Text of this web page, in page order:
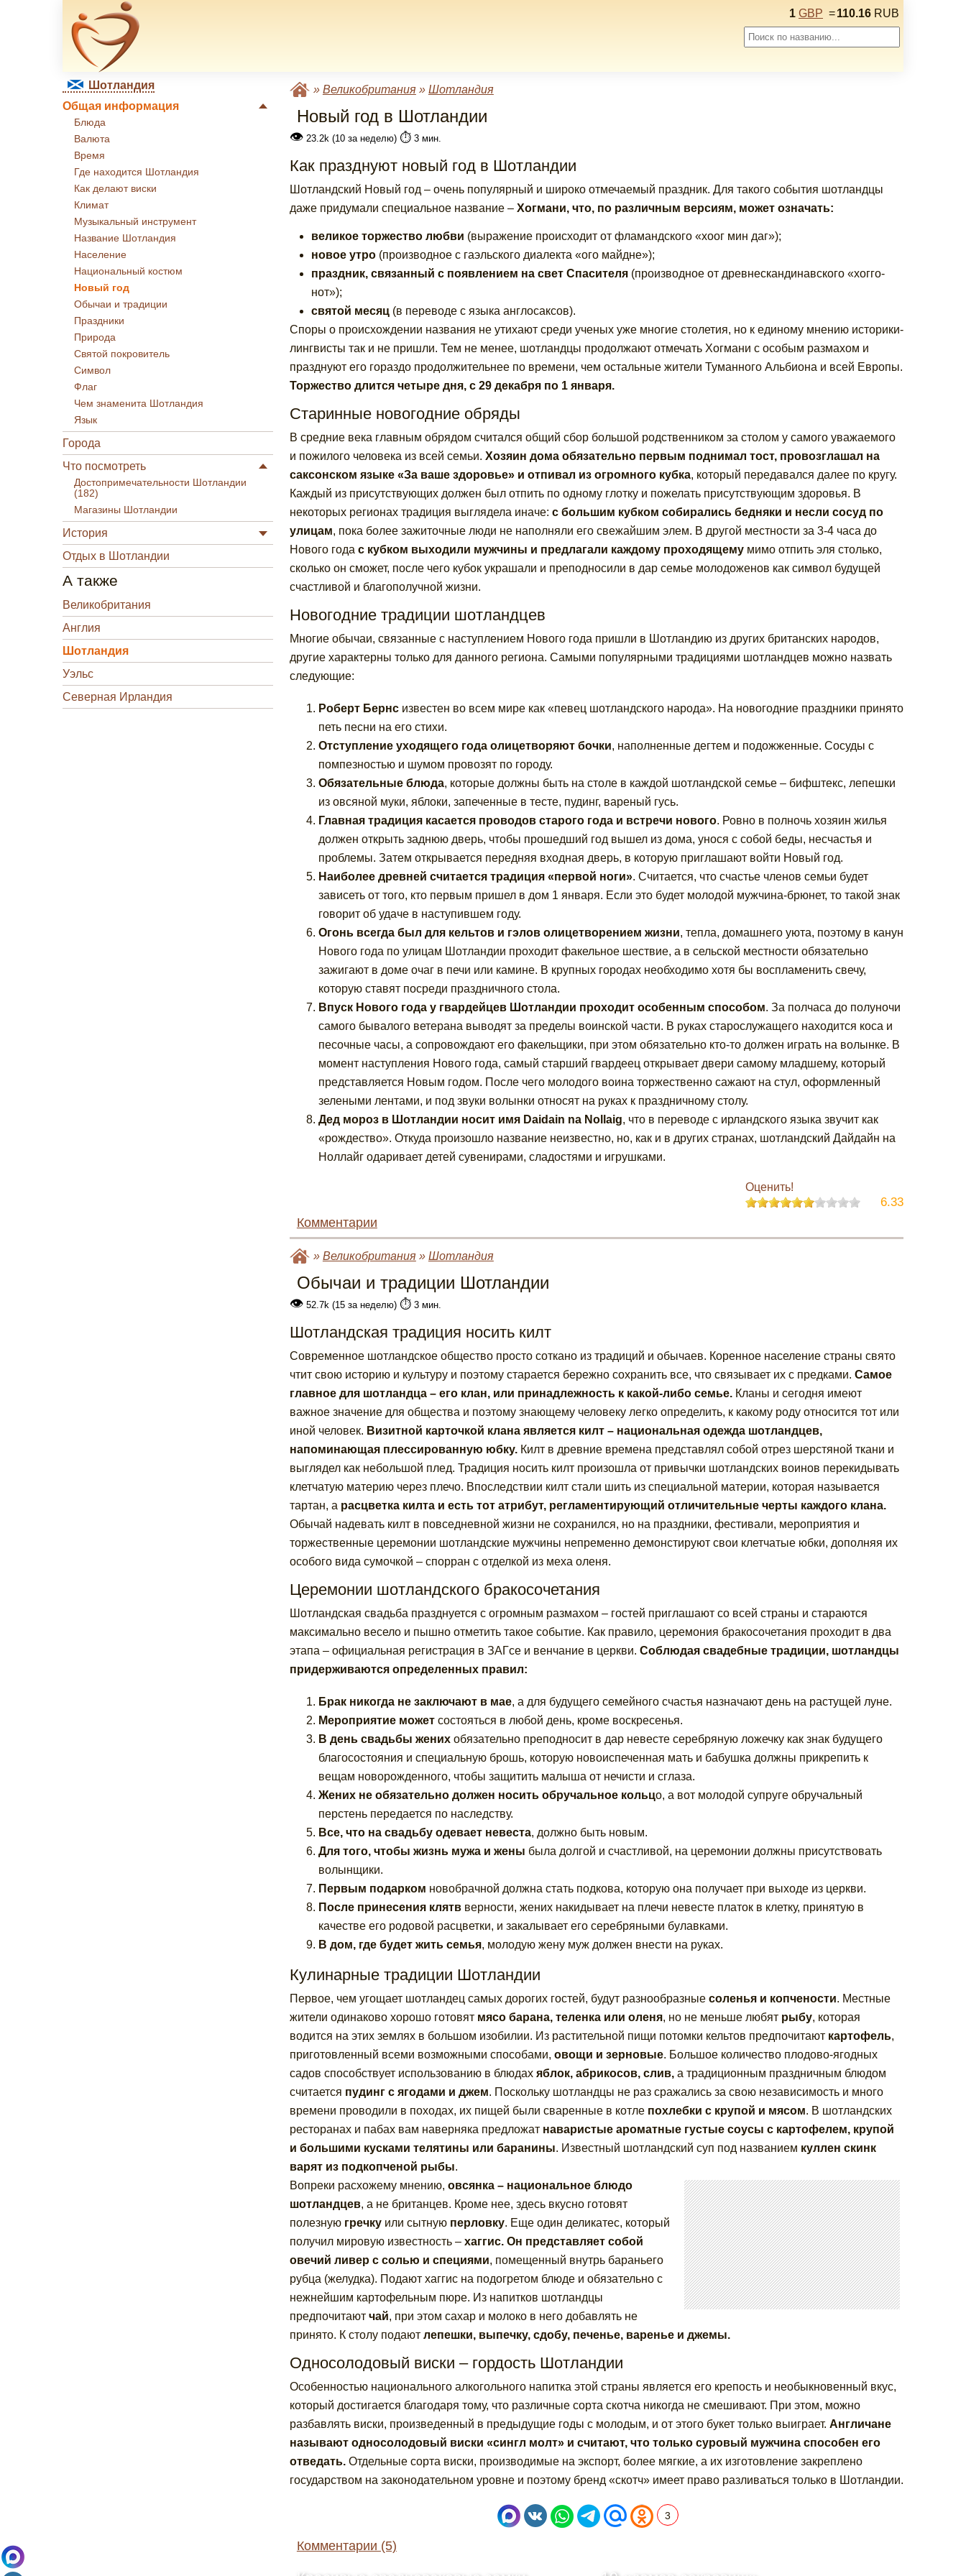
1 GBP =110.16 RUB
Шотландия
Общая информация
Блюда
Валюта
Время
Где находится Шотландия
Как делают виски
Климат
Музыкальный инструмент
Название Шотландия
Население
Национальный костюм
Новый год
Обычаи и традиции
Праздники
Природа
Святой покровитель
Символ
Флаг
Чем знаменита Шотландия
Язык
Города
Что посмотреть
Достопримечательности Шотландии
(182)
Магазины Шотландии
История
Отдых в Шотландии
А также
Великобритания
Англия
Шотландия
Уэльс
Северная Ирландия
» Великобритания» Шотландия
Новый год в Шотландии
👁23.2k (10 за неделю) ⏱️3 мин.
Как празднуют новый год в Шотландии
Шотландский Новый год – очень популярный и широко отмечаемый праздник. Для такого события шотландцы
даже придумали специальное название – Хогмани, что, по различным версиям, может означать:
великое торжество любви (выражение происходит от фламандского «хоог мин даг»);
новое утро(производное с гаэльского диалекта «ого майдне»);
праздник, связанный с появлением на свет Спасителя(производное от древнескандинавского «хогго-
нот»);
святой месяц(в переводе с языка англосаксов).
Споры о происхождении названия не утихают среди ученых уже многие столетия, но к единому мнению историки-
лингвисты так и не пришли. Тем не менее, шотландцы продолжают отмечать Хогмани с особым размахом и
празднуют его гораздо продолжительнее по времени, чем остальные жители Туманного Альбиона и всей Европы.
Торжество длится четыре дня, с 29 декабря по 1 января.
Старинные новогодние обряды
В средние века главным обрядом считался общий сбор большой родственником за столом у самого уважаемого
и пожилого человека из всей семьи. Хозяин дома обязательно первым поднимал тост, провозглашал на
саксонском языке «За ваше здоровье» и отпивал из огромного кубка, который передавался далее по кругу.
Каждый из присутствующих должен был отпить по одному глотку и пожелать присутствующим здоровья. В
некоторых регионах традиция выглядела иначе: с большим кубком собирались бедняки и несли сосуд по
улицам, пока более зажиточные люди не наполняли его свежайшим элем. В другой местности за 3-4 часа до
Нового года с кубком выходили мужчины и предлагали каждому проходящемумимо отпить эля столько,
сколько он сможет, после чего кубок украшали и преподносили в дар семье молодоженов как символ будущей
счастливой и благополучной жизни.
Новогодние традиции шотландцев
Многие обычаи, связанные с наступлением Нового года пришли в Шотландию из других британских народов,
другие характерны только для данного региона. Самыми популярными традициями шотландцев можно назвать
следующие:
Роберт Бернс известен во всем мире как «певец шотландского народа». На новогодние праздники принято
петь песни на его стихи.
Отступление уходящего года олицетворяют бочки, наполненные дегтем и подожженные. Сосуды с
помпезностью и шумом провозят по городу.
Обязательные блюда, которые должны быть на столе в каждой шотландской семье – бифштекс, лепешки
из овсяной муки, яблоки, запеченные в тесте, пудинг, вареный гусь.
Главная традиция касается проводов старого года и встречи нового. Ровно в полночь хозяин жилья
должен открыть заднюю дверь, чтобы прошедший год вышел из дома, унося с собой беды, несчастья и
проблемы. Затем открывается передняя входная дверь, в которую приглашают войти Новый год.
Наиболее древней считается традиция «первой ноги». Считается, что счастье членов семьи будет
зависеть от того, кто первым пришел в дом 1 января. Если это будет молодой мужчина-брюнет, то такой знак
говорит об удаче в наступившем году.
Огонь всегда был для кельтов и гэлов олицетворением жизни, тепла, домашнего уюта, поэтому в канун
Нового года по улицам Шотландии проходит факельное шествие, а в сельской местности обязательно
зажигают в доме очаг в печи или камине. В крупных городах необходимо хотя бы воспламенить свечу,
которую ставят посреди праздничного стола.
Впуск Нового года у гвардейцев Шотландии проходит особенным способом. За полчаса до полуночи
самого бывалого ветерана выводят за пределы воинской части. В руках старослужащего находится коса и
песочные часы, а сопровождают его факельщики, при этом обязательно кто-то должен играть на волынке. В
момент наступления Нового года, самый старший гвардеец открывает двери самому младшему, который
представляется Новым годом. После чего молодого воина торжественно сажают на стул, оформленный
зелеными лентами, и под звуки волынки относят на руках к праздничному столу.
Дед мороз в Шотландии носит имя Daidain na Nollaig, что в переводе с ирландского языка звучит как
«рождество». Откуда произошло название неизвестно, но, как и в других странах, шотландский Дайдайн на
Ноллайг одаривает детей сувенирами, сладостями и игрушками.
Оценить!
6.33
Комментарии
» Великобритания» Шотландия
Обычаи и традиции Шотландии
👁52.7k (15 за неделю) ⏱️3 мин.
Шотландская традиция носить килт
Современное шотландское общество просто соткано из традиций и обычаев. Коренное население страны свято
чтит свою историю и культуру и поэтому старается бережно сохранить все, что связывает их с предками. Самое
главное для шотландца – его клан, или принадлежность к какой-либо семье.Кланы и сегодня имеют
важное значение для общества и поэтому знающему человеку легко определить, к какому роду относится тот или
иной человек. Визитной карточкой клана является килт – национальная одежда шотландцев,
напоминающая плессированную юбку. Килт в древние времена представлял собой отрез шерстяной ткани и
выглядел как небольшой плед. Традиция носить килт произошла от привычки шотландских воинов перекидывать
клетчатую материю через плечо. Впоследствии килт стали шить из специальной материи, которая называется
тартан, а расцветка килта и есть тот атрибут, регламентирующий отличительные черты каждого клана.
Обычай надевать килт в повседневной жизни не сохранился, но на праздники, фестивали, мероприятия и
торжественные церемонии шотландские мужчины непременно демонстируют свои клетчатые юбки, дополняя их
особого вида сумочкой – спорран с отделкой из меха оленя.
Церемонии шотландского бракосочетания
Шотландская свадьба празднуется с огромным размахом – гостей приглашают со всей страны и стараются
максимально весело и пышно отметить такое событие. Как правило, церемония бракосочетания проходит в два
этапа – официальная регистрация в ЗАГсе и венчание в церкви. Соблюдая свадебные традиции, шотландцы
придерживаются определенных правил:
Брак никогда не заключают в мае, а для будущего семейного счастья назначают день на растущей луне.
Мероприятие можетсостояться в любой день, кроме воскресенья.
В день свадьбы женихобязательно преподносит в дар невесте серебряную ложечку как знак будущего
благосостояния и специальную брошь, которую новоиспеченная мать и бабушка должны прикрепить к
вещам новорожденного, чтобы защитить малыша от нечисти и сглаза.
Жених не обязательно должен носить обручальное кольцо, а вот молодой супруге обручальный
перстень передается по наследству.
Все, что на свадьбу одевает невеста, должно быть новым.
Для того, чтобы жизнь мужа и жены была долгой и счастливой, на церемонии должны присутствовать
волынщики.
Первым подарком новобрачной должна стать подкова, которую она получает при выходе из церкви.
После принесения клятвверности, жених накидывает на плечи невесте платок в клетку, принятую в
качестве его родовой расцветки, и закалывает его серебряными булавками.
В дом, где будет жить семья, молодую жену муж должен внести на руках.
Кулинарные традиции Шотландии
Первое, чем угощает шотландец самых дорогих гостей, будут разнообразные соленья и копчености. Местные
жители одинаково хорошо готовят мясо барана, теленка или оленя, но не меньше любят рыбу, которая
водится на этих землях в большом изобилии. Из растительной пищи потомки кельтов предпочитаюткартофель,
приготовленный всеми возможными способами, овощи и зерновые. Большое количество плодово-ягодных
садов способствует использованию в блюдах яблок, абрикосов, слив,а традиционным праздничным блюдом
считается пудинг с ягодами и джем. Поскольку шотландцы не раз сражались за свою независимость и много
времени проводили в походах, их пищей были сваренные в котле похлебки с крупой и мясом. В шотландских
ресторанах и пабах вам наверняка предложат наваристые ароматные густые соусы с картофелем, крупой
и большими кусками телятины или баранины. Известный шотландский суп под названием куллен скинк
варят из подкопченой рыбы.
Вопреки расхожему мнению, овсянка – национальное блюдо
шотландцев, а не британцев. Кроме нее, здесь вкусно готовят
полезную гречкуили сытную перловку. Еще один деликатес, который
получил мировую известность – хаггис. Он представляет собой
овечий ливер с солью и специями, помещенный внутрь бараньего
рубца (желудка). Подают хаггис на подогретом блюде и обязательно с
нежнейшим картофельным пюре. Из напитков шотландцы
предпочитают чай, при этом сахар и молоко в него добавлять не
принято. К столу подают лепешки, выпечку, сдобу, печенье, варенье и джемы.
Односолодовый виски – гордость Шотландии
Особенностью национального алкогольного напитка этой страны является его крепость и необыкновенный вкус,
который достигается благодаря тому, что различные сорта скотча никогда не смешивают. При этом, можно
разбавлять виски, произведенный в предыдущие годы с молодым, и от этого букет только выиграет. Англичане
называют односолодовый виски «сингл молт» и считают, что только суровый мужчина способен его
отведать.Отдельные сорта виски, производимые на экспорт, более мягкие, а их изготовление закреплено
государством на законодательном уровне и поэтому бренд «скотч» имеет право разливаться только в Шотландии.
3
Комментарии (5)